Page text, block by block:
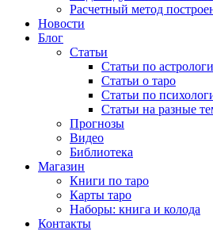
Расчетный метод
Новости
Блог
Статьи
Статьи по
Статьи о таро
Статьи по
Статьи на разные
Прогнозы
Видео
Библиотека
Магазин
Книги по таро
Карты таро
Наборы: книга и колода
Контакты